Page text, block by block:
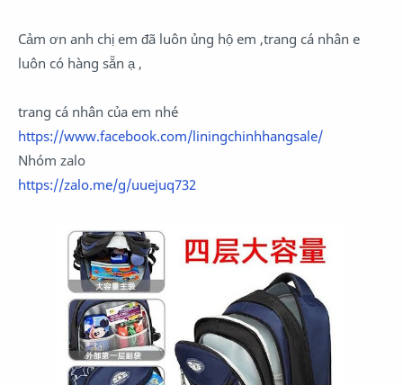
Cảm ơn anh chị em đã luôn ủng hộ em ,trang cá nhân e
luôn có hàng sẵn ạ ,
trang cá nhân của em nhé
https://www.facebook.com/liningchinhhangsale/
Nhóm zalo
https://zalo.me/g/uuejuq732